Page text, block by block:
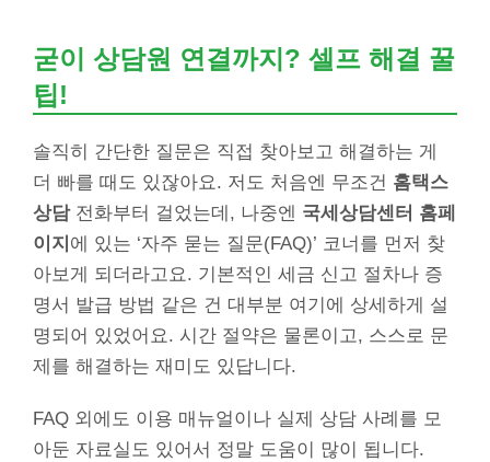
굳이 상담원 연결까지? 셀프 해결 꿀
팁!
솔직히 간단한 질문은 직접 찾아보고 해결하는 게
더 빠를 때도 있잖아요. 저도 처음엔 무조건 홈택스
상담전화부터 걸었는데, 나중엔 국세상담센터 홈페
이지 에 있는 ‘자주 묻는 질문(FAQ)’ 코너를 먼저 찾
아보게 되더라고요. 기본적인 세금 신고 절차나 증
명서 발급 방법 같은 건 대부분 여기에 상세하게 설
명되어 있었어요. 시간 절약은 물론이고, 스스로 문
제를 해결하는 재미도 있답니다.
FAQ 외에도 이용 매뉴얼이나 실제 상담 사례를 모
아둔 자료실도 있어서 정말 도움이 많이 됩니다.